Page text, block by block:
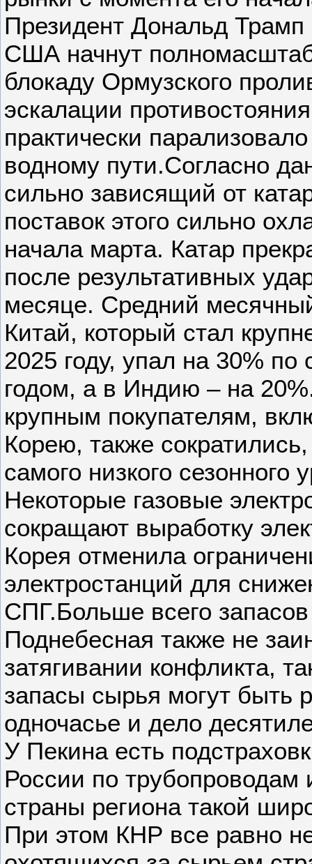
Президент Дональд Трамп
США начнут
блокаду Ормузского
эскалации
практически
водному пути.Согласно
сильно зависящий от
поставок этого сильно
начала марта. Катар
после результативных
месяце. Средний
Китай, который стал
2025 году, упал на 30%
годом, а в Индию – на
крупным покупателям,
Корею, также
самого низкого сезонного
Некоторые газовые
сокращают выработку
Корея отменила
электростанций для
СПГ.Больше всего запасов
Поднебесная также не
затягивании конфликта,
запасы сырья могут быть
одночасье и дело
У Пекина есть
России по
страны региона такой
При этом КНР все равно